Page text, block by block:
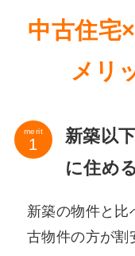
中古住宅
メリ
merit
新築以
に住め
新築の物件と比
古物件の方が割